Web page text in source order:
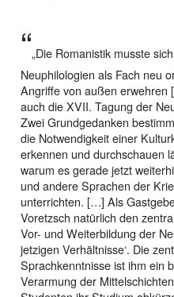
„Die Romanistik musste
Neuphilologien als Fach neu
Angriffe von außen
auch die XVII. Tagung der
Zwei Grundgedanken
die Notwendigkeit einer
erkennen und durchschauen
warum es gerade jetzt
und andere Sprachen der
unterrichten. […] Als
Voretzsch natürlich den
Vor- und Weiterbildung der
jetzigen Verhältnisse‘. Die
Sprachkenntnisse ist ihm ein
Verarmung der